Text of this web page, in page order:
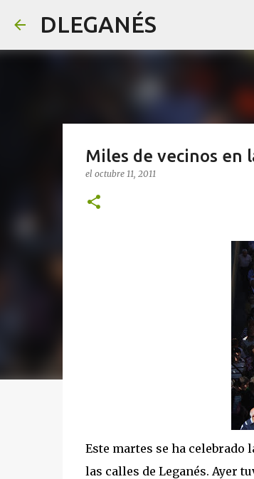
DLEGANÉS
Miles de vecinos en
el octubre 11, 2011
Este martes se ha
las calles de Leganés. Ayer